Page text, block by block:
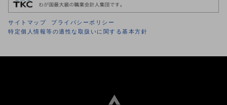
サイトマップ
プライバシーポリシー
特定個人情報等の適性な取扱いに関する基本方針